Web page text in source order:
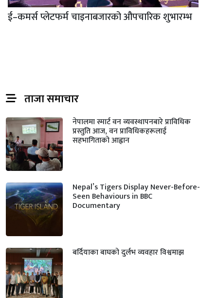
ई–कमर्स प्लेटफर्म चाइनाबजारको औपचारिक शुभारम्भ
ताजा समाचार
नेपालमा स्मार्ट वन व्यवस्थापनबारे प्राविधिक
प्रस्तुति आज, वन प्राविधिकहरूलाई
सहभागिताको आह्वान
Nepal’s Tigers Display Never-Before-
Seen Behaviours in BBC
Documentary
बर्दियाका बाघको दुर्लभ व्यवहार विश्वमाझ